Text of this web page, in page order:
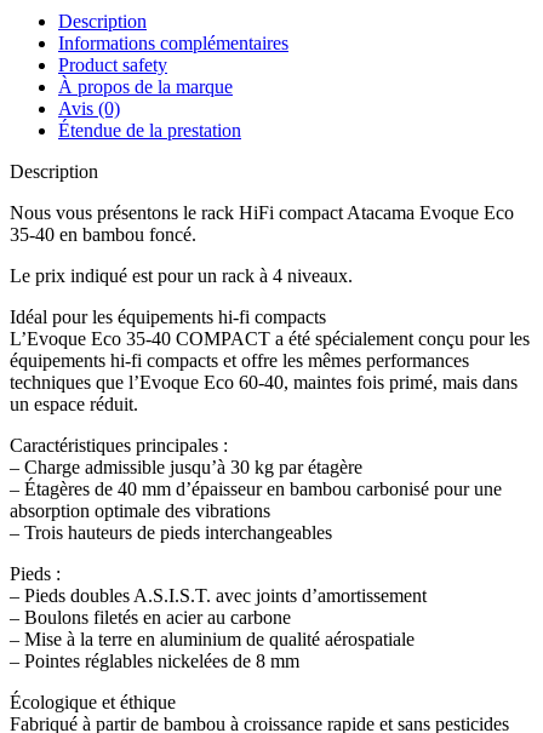
Description
Informations complémentaires
Product safety
À propos de la marque
Avis (0)
Étendue de la prestation
Description
Nous vous présentons le rack HiFi compact Atacama Evoque Eco
35-40 en bambou foncé.
Le prix indiqué est pour un rack à 4 niveaux.
Idéal pour les équipements hi-fi compacts
L’Evoque Eco 35-40 COMPACT a été spécialement conçu pour les
équipements hi-fi compacts et offre les mêmes performances
techniques que l’Evoque Eco 60-40, maintes fois primé, mais dans
un espace réduit.
Caractéristiques principales :
– Charge admissible jusqu’à 30 kg par étagère
– Étagères de 40 mm d’épaisseur en bambou carbonisé pour une
absorption optimale des vibrations
– Trois hauteurs de pieds interchangeables
Pieds :
– Pieds doubles A.S.I.S.T. avec joints d’amortissement
– Boulons filetés en acier au carbone
– Mise à la terre en aluminium de qualité aérospatiale
– Pointes réglables nickelées de 8 mm
Écologique et éthique
Fabriqué à partir de bambou à croissance rapide et sans pesticides